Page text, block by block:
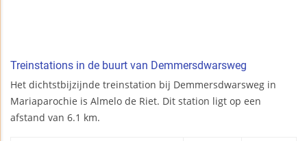
Treinstations in de buurt van Demmersdwarsweg
Het dichtstbijzijnde treinstation bij Demmersdwarsweg in
Mariaparochie is Almelo de Riet. Dit station ligt op een
afstand van 6.1 km.